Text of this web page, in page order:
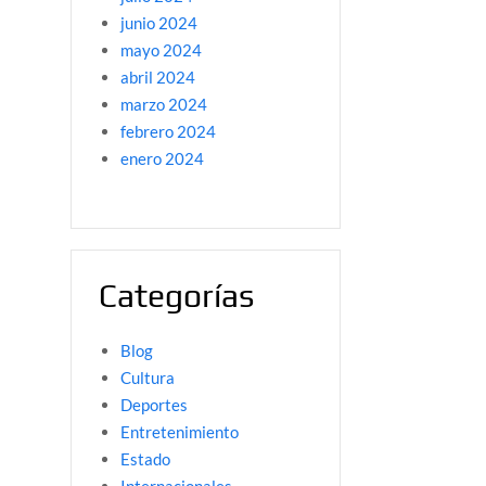
junio 2024
mayo 2024
abril 2024
marzo 2024
febrero 2024
enero 2024
Categorías
Blog
Cultura
Deportes
Entretenimiento
Estado